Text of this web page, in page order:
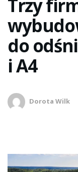
Trzy
do
i A4
Dorota Wilk